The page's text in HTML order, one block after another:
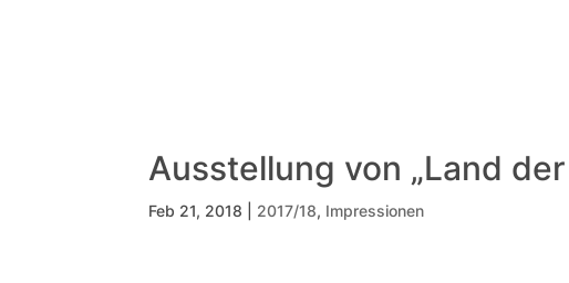
Ausstellung von „Land
Feb 21, 2018 2017/18, Impressionen